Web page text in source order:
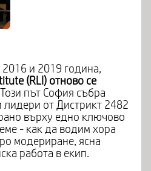
2016 и 2019 година,
(RLI) отново се
път София събра
лидери от Дистрикт 2482
върху едно ключово
- как да водим хора
модериране, ясна
работа в екип.